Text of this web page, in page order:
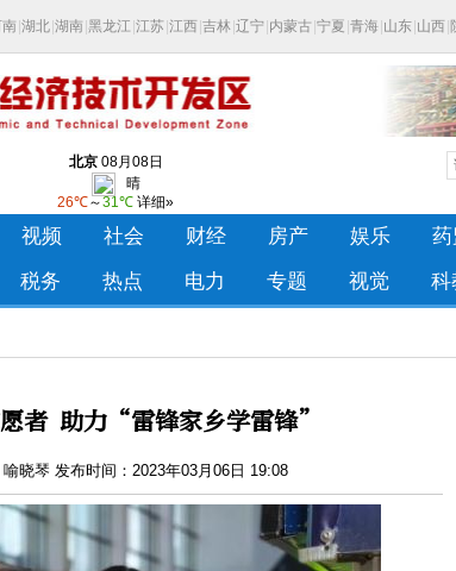
者 助力“雷锋家乡学雷锋”
晓琴 发布时间：2023年03月06日 19:08